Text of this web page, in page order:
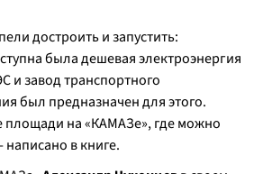
достроить и запустить:
была дешевая электроэнергия
и завод транспортного
был предназначен для этого.
на «КАМАЗе», где можно
написано в книге.